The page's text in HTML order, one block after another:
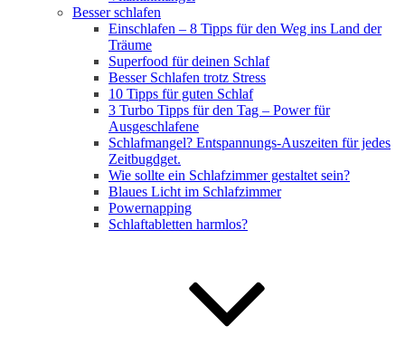
Besser schlafen
Einschlafen – 8 Tipps für den Weg ins Land der
Träume
Superfood für deinen Schlaf
Besser Schlafen trotz Stress
10 Tipps für guten Schlaf
3 Turbo Tipps für den Tag – Power für
Ausgeschlafene
Schlafmangel? Entspannungs-Auszeiten für jedes
Zeitbugdget.
Wie sollte ein Schlafzimmer gestaltet sein?
Blaues Licht im Schlafzimmer
Powernapping
Schlaftabletten harmlos?